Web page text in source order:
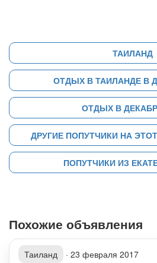
ТАИЛАНД
ОТДЫХ В ТАИЛАНДЕ В
ОТДЫХ В
ДРУГИЕ ПОПУТЧИКИ НА ЭТОТ
ПОПУТЧИКИ ИЗ
Похожие объявления
Таиланд · 23 февраля 2017